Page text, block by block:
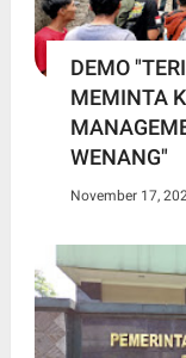
DEMO
MEMINTA
WENANG"
November 17,